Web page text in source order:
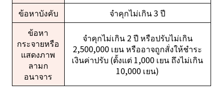
ข้อหาบังคับ
จำคุกไม่เกิน 3 ปี
ข้อหา
กระจายหรือ
แสดงภาพ
ลามก
อนาจาร
จำคุกไม่เกิน 2 ปี หรือปรับไม่เกิน
2,500,000 เยน หรืออาจถูกสั่งให้ชำระ
เงินค่าปรับ (ตั้งแต่ 1,000 เยน ถึงไม่เกิน
10,000 เยน)